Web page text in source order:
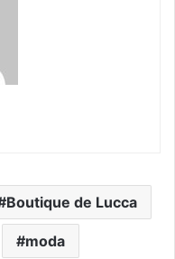
Boutique de Lucca
moda